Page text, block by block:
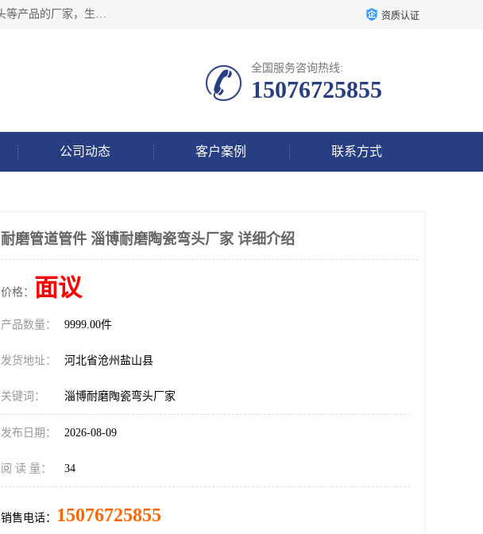
沧州吉轩管道制造有限公司是河北一家专业生产三通、镀锌弯管、弯头、压力容器法兰、锻造法兰、冲压弯头等产品的厂家，生产设备精良，工艺先进，产品规格齐全，售后服务健全。 资质认证
全国服务咨询热线:
15076725855
公司动态 客户案例 联系方式
耐磨管道管件 淄博耐磨陶瓷弯头厂家 详细介绍
价格： 面议
产品数量： 9999.00件
发货地址： 河北省沧州盐山县
关键词： 淄博耐磨陶瓷弯头厂家
发布日期： 2026-08-09
阅 读 量： 34
销售电话： 15076725855